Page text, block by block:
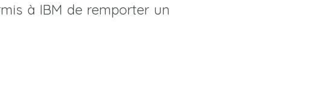
à IBM de remporter un